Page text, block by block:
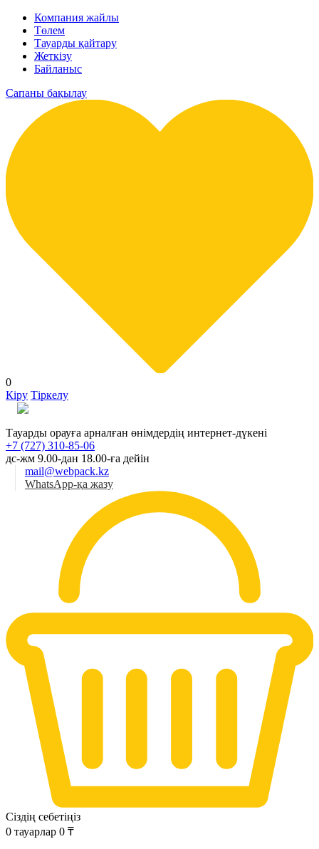
Компания жайлы
Төлем
Тауарды қайтару
Жеткізу
Байланыс
Сапаны бақылау
0
Кіру Тіркелу
Тауарды орауға арналған өнімдердің интернет-дүкені
+7 (727) 310-85-06
дс-жм 9.00-дан 18.00-ға дейін
mail@webpack.kz
WhatsApp-қа жазу
Сіздің себетіңіз
0 тауарлар 0 ₸